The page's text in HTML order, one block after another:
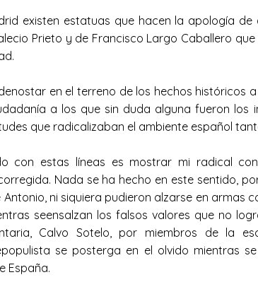
existen estatuas que hacen la apología
Prieto y de Francisco Largo Caballero
en el terreno de los hechos históricos
a los que sin duda alguna fueron los
que radicalizaban el ambiente español
estas líneas es mostrar mi radical
Nada se ha hecho en este sentido,
Antonio, ni siquiera pudieron alzarse en
seensalzan los falsos valores que no
Calvo Sotelo, por miembros de la
se posterga en el olvido mientras
España.